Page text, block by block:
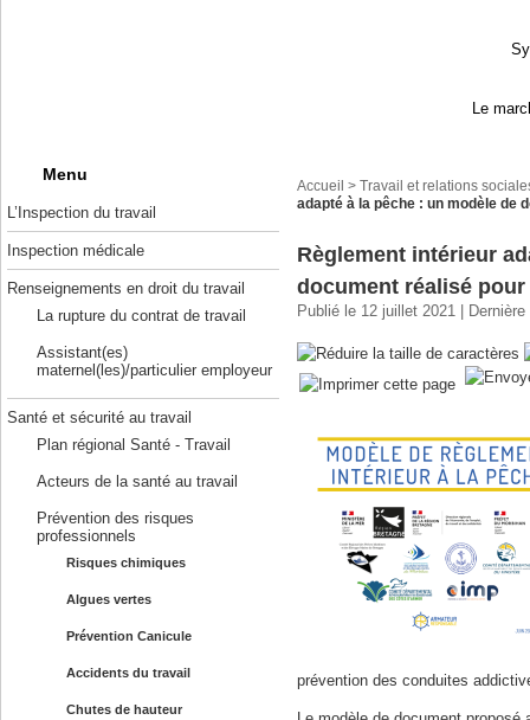
Le
Menu
L’Inspection du travail
Inspection médicale
Renseignements en droit du travail
La rupture du contrat de travail
Assistant(es)
maternel(les)/particulier employeur
Santé et sécurité au travail
Plan régional Santé - Travail
Acteurs de la santé au travail
Prévention des risques
professionnels
Risques chimiques
Algues vertes
Prévention Canicule
Accidents du travail
Chutes de hauteur
Accueil > Travail et relations
adapté à la pêche : un modèle de
Règlement intérieur
document réalisé
Publié le 12 juillet 2021 |
prévention des conduites